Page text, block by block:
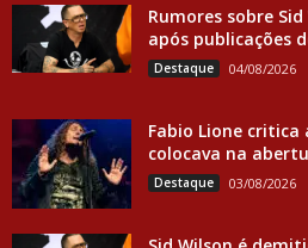
Rumores sobre
após publicações
Destaque 04/08/2026
Fabio Lione
colocava na
Destaque 03/08/2026